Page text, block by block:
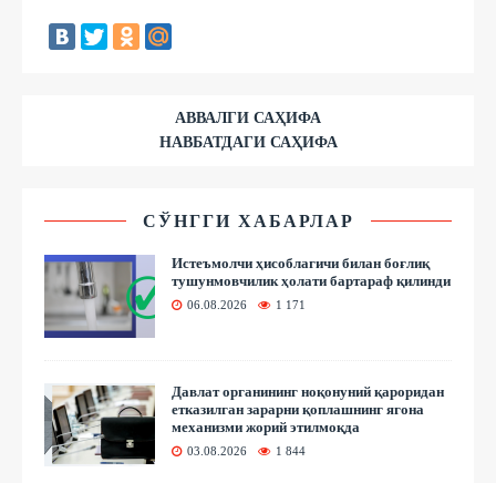
АВВАЛГИ САҲИФА
НАВБАТДАГИ САҲИФА
СЎНГГИ ХАБАРЛАР
Истеъмолчи ҳисоблагичи билан боғлиқ
тушунмовчилик ҳолати бартараф қилинди
06.08.2026 1 171
Давлат органининг ноқонуний қароридан
етказилган зарарни қоплашнинг ягона
механизми жорий этилмоқда
03.08.2026 1 844